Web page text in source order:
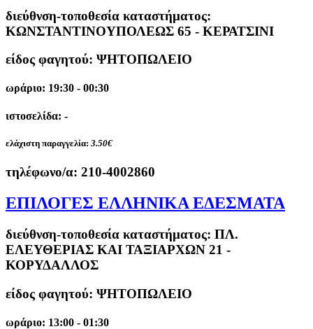
διεύθνση-τοποθεσία καταστήματος:
ΚΩΝΣΤΑΝΤΙΝΟΥΠΟΛΕΩΣ 65 - ΚΕΡΑΤΣΙΝΙ
είδος φαγητού: ΨΗΤΟΠΩΛΕΙΟ
ωράριο: 19:30 - 00:30
ιστοσελίδα: -
ελάχιστη παραγγελία: 3.50€
τηλέφωνο/α: 210-4002860
ΕΠΙΛΟΓΕΣ ΕΛΛΗΝΙΚΑ ΕΔΕΣΜΑΤΑ
διεύθνση-τοποθεσία καταστήματος: ΠΛ.
ΕΛΕΥΘΕΡΙΑΣ ΚΑΙ ΤΑΞΙΑΡΧΩΝ 21 -
ΚΟΡΥΔΑΛΛΟΣ
είδος φαγητού: ΨΗΤΟΠΩΛΕΙΟ
ωράριο: 13:00 - 01:30